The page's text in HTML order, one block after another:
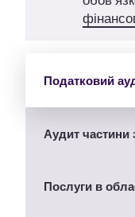
Податковий
Аудит частини
Послуги в